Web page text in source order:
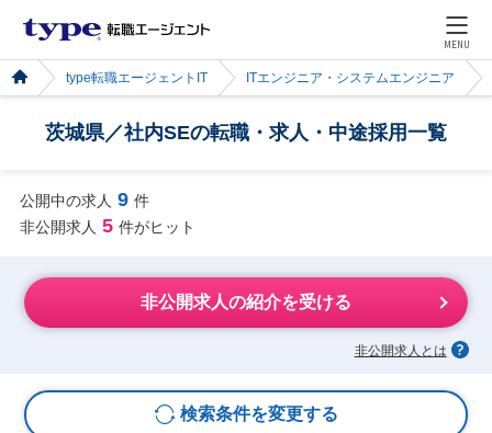
MENU
type転職エージェントIT ITエンジニア・システムエンジニア
茨城県／社内SEの転職・求人・中途採用一覧
公開中の求人 9 件
非公開求人 5 件がヒット
非公開求人の紹介を受ける
非公開求人とは
検索条件を変更する